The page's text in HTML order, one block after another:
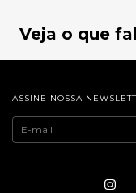
Veja o que
ASSINE NOSSA